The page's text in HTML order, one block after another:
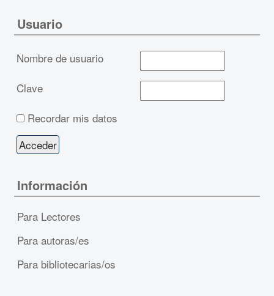
Usuario
Nombre de usuario
Clave
Recordar mis datos
Información
Para Lectores
Para autoras/es
Para bibliotecarias/os